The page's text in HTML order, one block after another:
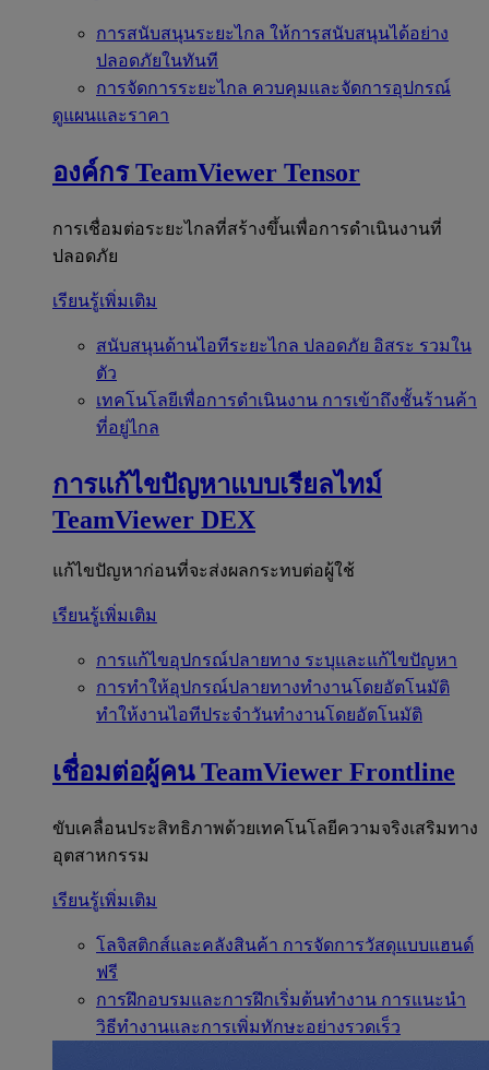
การสนับสนุนระยะไกล ให้การสนับสนุนได้อย่าง
ปลอดภัยในทันที
การจัดการระยะไกล ควบคุมและจัดการอุปกรณ์
ดูแผนและราคา
องค์กร TeamViewer Tensor
การเชื่อมต่อระยะไกลที่สร้างขึ้นเพื่อการดำเนินงานที่
ปลอดภัย
เรียนรู้เพิ่มเติม
สนับสนุนด้านไอทีระยะไกล ปลอดภัย อิสระ รวมใน
ตัว
เทคโนโลยีเพื่อการดำเนินงาน การเข้าถึงชั้นร้านค้า
ที่อยู่ไกล
การแก้ไขปัญหาแบบเรียลไทม์
TeamViewer DEX
แก้ไขปัญหาก่อนที่จะส่งผลกระทบต่อผู้ใช้
เรียนรู้เพิ่มเติม
การแก้ไขอุปกรณ์ปลายทาง ระบุและแก้ไขปัญหา
การทำให้อุปกรณ์ปลายทางทำงานโดยอัตโนมัติ
ทำให้งานไอทีประจำวันทำงานโดยอัตโนมัติ
เชื่อมต่อผู้คน TeamViewer Frontline
ขับเคลื่อนประสิทธิภาพด้วยเทคโนโลยีความจริงเสริมทาง
อุตสาหกรรม
เรียนรู้เพิ่มเติม
โลจิสติกส์และคลังสินค้า การจัดการวัสดุแบบแฮนด์
ฟรี
การฝึกอบรมและการฝึกเริ่มต้นทำงาน การแนะนำ
วิธีทำงานและการเพิ่มทักษะอย่างรวดเร็ว